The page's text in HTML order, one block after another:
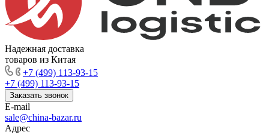
Надежная доставка
товаров из Китая
+7 (499) 113-93-15
+7 (499) 113-93-15
Заказать звонок
E-mail
sale@china-bazar.ru
Адрес